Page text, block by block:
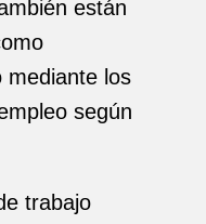
están
mediante los
según
trabajo